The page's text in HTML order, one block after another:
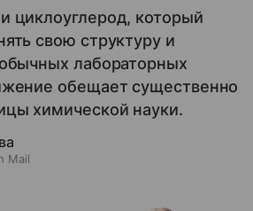
циклоуглерод, который
свою структуру и
лабораторных
обещает существенно
химической науки.
Mail